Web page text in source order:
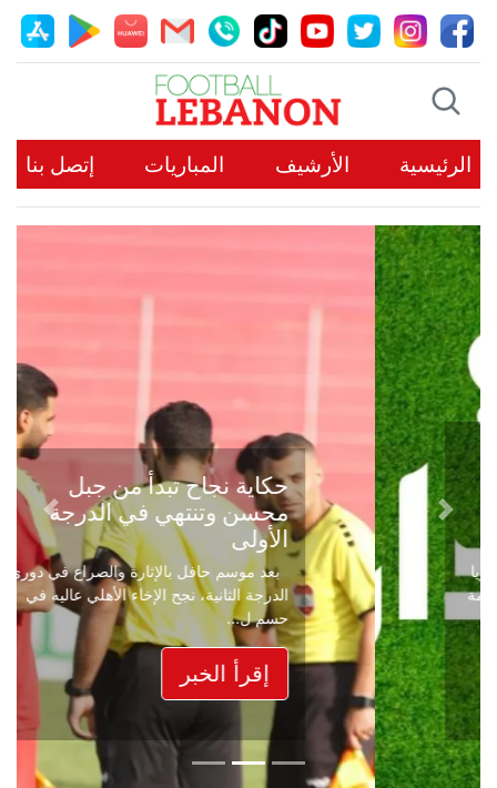
الرئيسية الأرشيف المباريات إتصل بنا
حكاية نجاح تبدأ من جبل
محسن وتنتهي في الدرجة
الأولى
بعد موسم حافل بالإثارة والصراع في دوري
الدرجة الثانية، نجح الإخاء الأهلي عاليه في
حسم ل...
إقرأ الخبر
Previous
Next